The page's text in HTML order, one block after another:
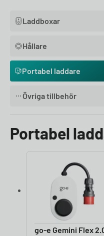
Laddboxar
Hållare
Portabel laddare
Övriga tillbehör
Portabel
go-e Gemini Flex